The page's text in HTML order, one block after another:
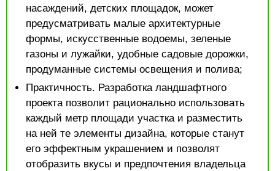
насаждений, детских площадок, может
предусматривать малые архитектурные
формы, искусственные водоемы, зеленые
газоны и лужайки, удобные садовые дорожки,
продуманные системы освещения и полива;
Практичность. Разработка ландшафтного
проекта позволит рационально использовать
каждый метр площади участка и разместить
на ней те элементы дизайна, которые станут
его эффектным украшением и позволят
отобразить вкусы и предпочтения владельца